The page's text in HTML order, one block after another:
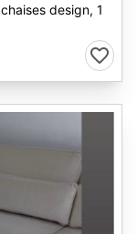
design, 1